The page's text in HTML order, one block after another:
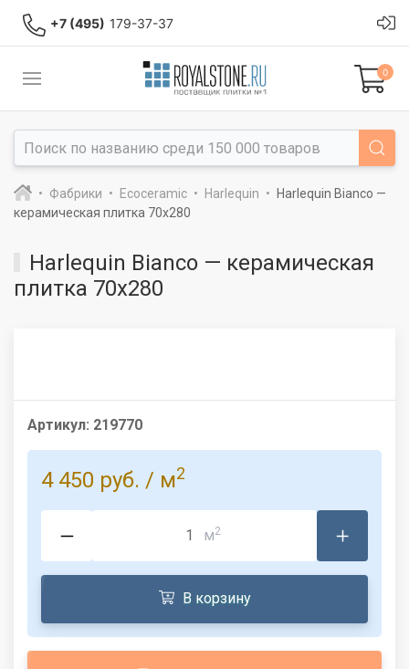
+7 (495) 179-37-37
0
Фабрики Ecoceramic Harlequin
Harlequin Bianco —
керамическая плитка 70x280
Harlequin Bianco — керамическая
плитка 70x280
Артикул: 219770
4 450 руб. / м2
м2
В корзину